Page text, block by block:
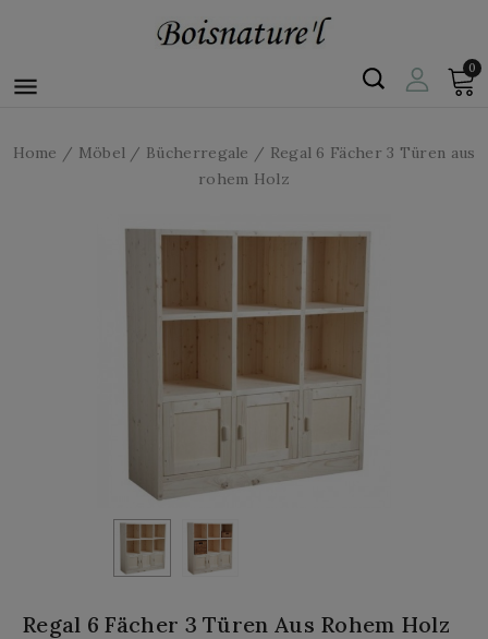

0
Home Möbel Bücherregale
Regal 6 Fächer 3 Türen aus
rohem Holz
Regal 6 Fächer 3 Türen Aus Rohem Holz